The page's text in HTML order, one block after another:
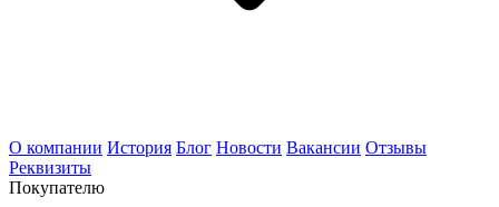
О компании История Блог Новости Вакансии Отзывы
Реквизиты
Покупателю